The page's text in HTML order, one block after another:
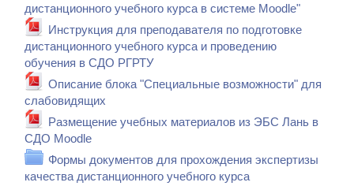
дистанционного учебного курса в системе Moodle"Файл
Инструкция для преподавателя по подготовке
дистанционного учебного курса и проведению
обучения в СДО РГРТУФайл
Описание блока "Специальные возможности" для
слабовидящих
Размещение учебных материалов из ЭБС Лань в
СДО MoodleФайл
Формы документов для прохождения экспертизы
качества дистанционного учебного курсаПапка